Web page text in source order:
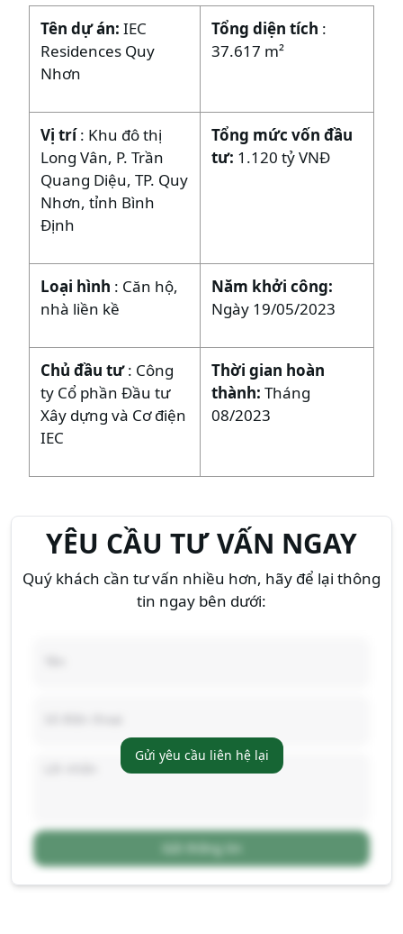
Tên dự án: IEC
Residences Quy
Nhơn
Tổng diện tích :
37.617 m²
Vị trí: Khu đô thị
Long Vân, P. Trần
Quang Diệu, TP. Quy
Nhơn, tỉnh Bình
Định
Tổng mức vốn đầu
tư: 1.120 tỷ VNĐ
Loại hình : Căn hộ,
nhà liền kề
Năm khởi công:
Ngày 19/05/2023
Chủ đầu tư: Công
ty Cổ phần Đầu tư
Xây dựng và Cơ điện
IEC
Thời gian hoàn
thành: Tháng
08/2023
YÊU CẦU TƯ VẤN NGAY
Quý khách cần tư vấn nhiều hơn, hãy để lại thông
tin ngay bên dưới:
Gửi thông tin
Gửi yêu cầu liên hệ lại